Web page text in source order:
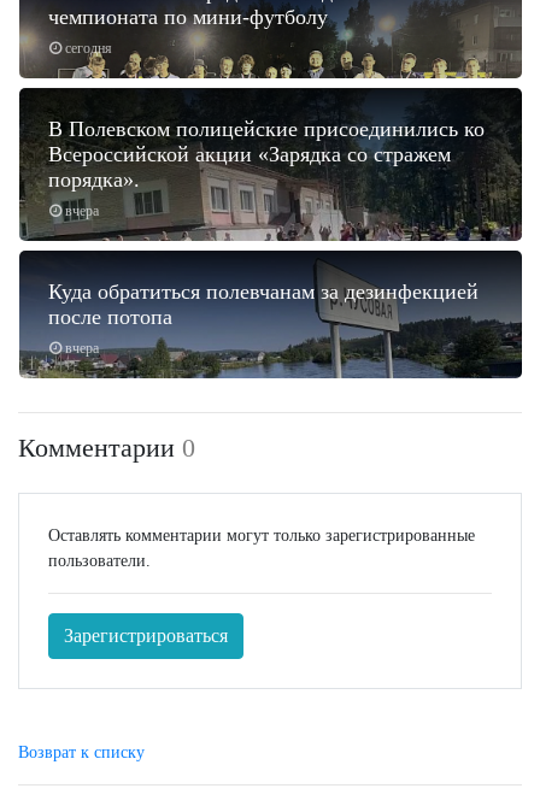
сегодня
чемпионата по мини-футболу
вчера
В Полевском полицейские присоединились ко
Всероссийской акции «Зарядка со стражем
порядка».
вчера
Куда обратиться полевчанам за дезинфекцией
после потопа
Комментарии 0
Оставлять комментарии могут только зарегистрированные
пользователи.
Зарегистрироваться
Возврат к списку